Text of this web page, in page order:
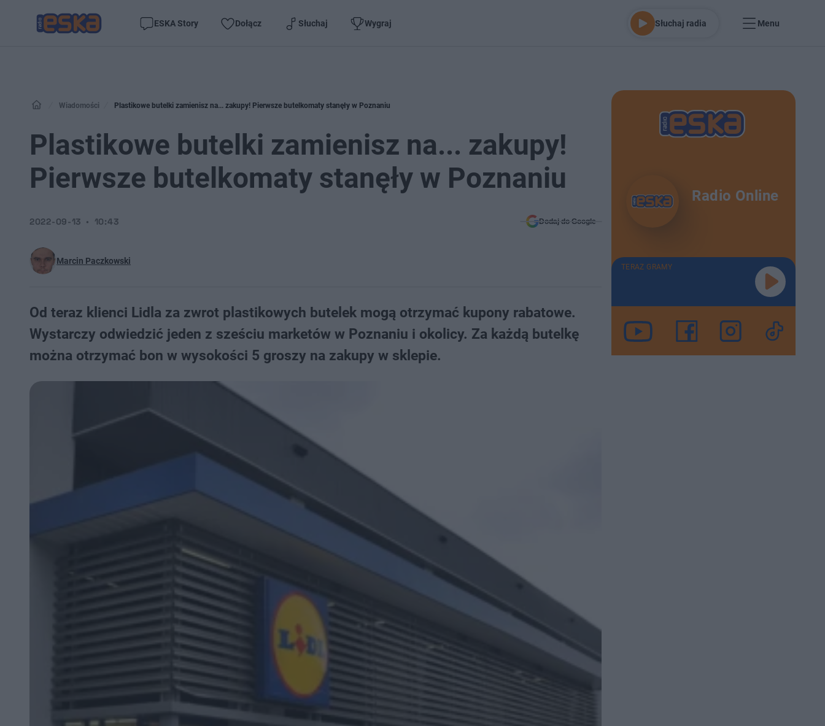
ESKA Story Dołącz Słuchaj Wygraj Słuchaj radia Menu
Wiadomości Plastikowe butelki zamienisz na... zakupy! Pierwsze butelkomaty stanęły w Poznaniu
Plastikowe butelki zamienisz na... zakupy!
Pierwsze butelkomaty stanęły w Poznaniu
Marcin Paczkowski
2022-09-13 10:43 Dodaj do Google
Od teraz klienci Lidla za zwrot plastikowych butelek mogą otrzymać kupony rabatowe.
Wystarczy odwiedzić jeden z sześciu marketów w Poznaniu i okolicy. Za każdą butelkę
można otrzymać bon w wysokości 5 groszy na zakupy w sklepie.
Radio Online
TERAZ GRAMY